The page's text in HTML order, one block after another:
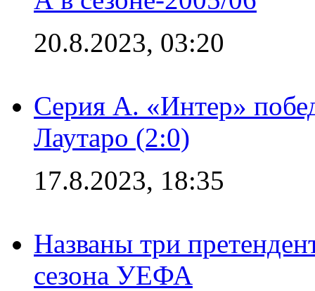
20.8.2023, 03:20
Серия А. «Интер»
Лаутаро (2:0)
17.8.2023, 18:35
Названы три
сезона УЕФА